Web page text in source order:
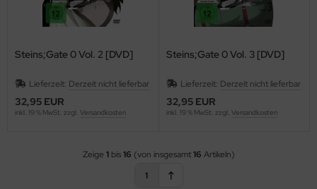
Steins;Gate 0 Vol. 2 [DVD]
Lieferzeit: Derzeit nicht lieferbar
32,95 EUR
inkl. 19 % MwSt. zzgl. Versandkosten
Steins;Gate 0 Vol. 3 [DVD]
Lieferzeit: Derzeit nicht lieferbar
32,95 EUR
inkl. 19 % MwSt. zzgl. Versandkosten
Zeige 1bis16 (von insgesamt16 Artikeln)
1